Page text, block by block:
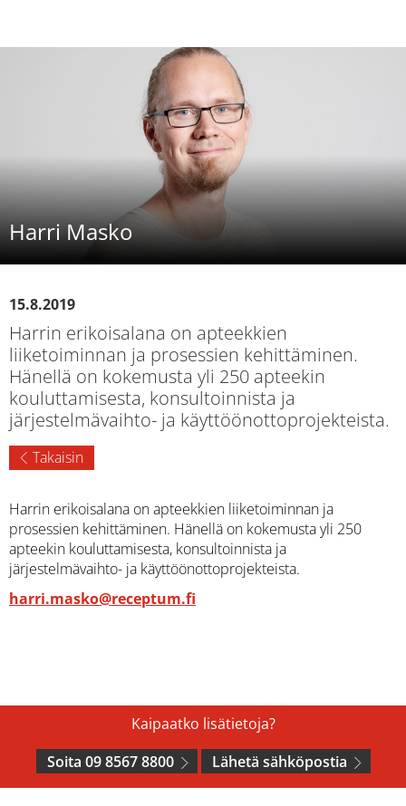
Harri Masko
15.8.2019
Harrin erikoisalana on apteekkien
liiketoiminnan ja prosessien kehittäminen.
Hänellä on kokemusta yli 250 apteekin
kouluttamisesta, konsultoinnista ja
järjestelmävaihto- ja käyttöönottoprojekteista.
Takaisin
Harrin erikoisalana on apteekkien liiketoiminnan ja
prosessien kehittäminen. Hänellä on kokemusta yli 250
apteekin kouluttamisesta, konsultoinnista ja
järjestelmävaihto- ja käyttöönottoprojekteista.
harri.masko@receptum.fi
Kaipaatko lisätietoja?
Soita 09 8567 8800
Lähetä sähköpostia